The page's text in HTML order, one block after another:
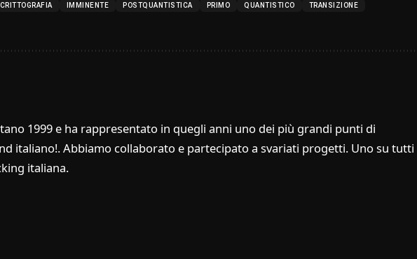
CRITTOGRAFIA IMMINENTE POSTQUANTISTICA PRIMO QUANTISTICO
TRANSIZIONE
1999 e ha rappresentato in quegli anni uno dei più grandi punti di
italiano!. Abbiamo collaborato e partecipato a svariati progetti. Uno su tutti
italiana.